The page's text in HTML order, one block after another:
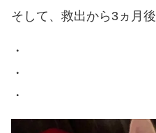
そして、救出から3ヵ月後
・
・
・